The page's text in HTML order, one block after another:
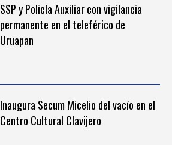
SSP y Policía Auxiliar con vigilancia
permanente en el teleférico de
Uruapan
Inaugura Secum Micelio del vacío en el
Centro Cultural Clavijero